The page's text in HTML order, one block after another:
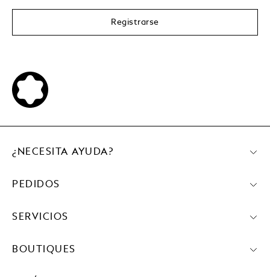
Registrarse
¿NECESITA AYUDA?
PEDIDOS
SERVICIOS
BOUTIQUES